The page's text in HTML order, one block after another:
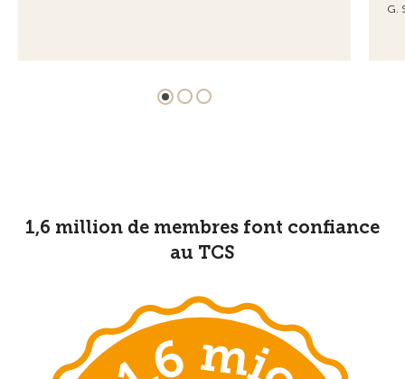
G.
1,6 million de membres font confiance
au TCS